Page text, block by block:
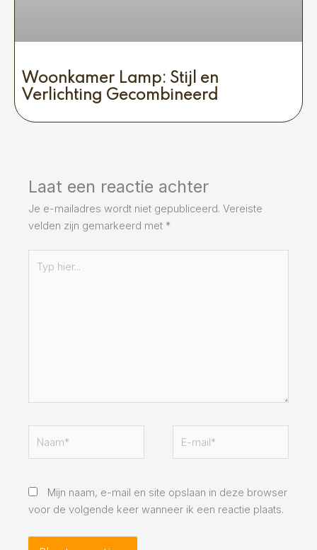
Woonkamer Lamp: Stijl en
Verlichting Gecombineerd
Laat een reactie achter
Je e-mailadres wordt niet gepubliceerd. Vereiste
velden zijn gemarkeerd met *
hier...
mail*
Mijn naam, e-mail en site opslaan in deze browser
voor de volgende keer wanneer ik een reactie plaats.